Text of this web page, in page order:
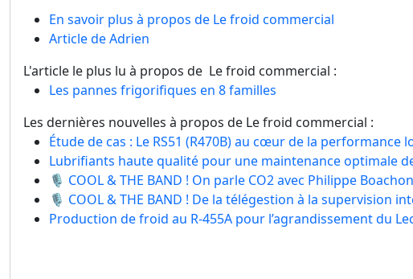
En savoir plus à propos de Le froid commercial
Article de Adrien
L'article le plus lu à propos de Le froid commercial :
Les pannes frigorifiques en 8 familles
Les dernières nouvelles à propos de Le froid commercial :
Étude de cas : Le RS51 (R470B) au cœur de la
Lubrifiants haute qualité pour une maintenance optimale
🎙️ COOL & THE BAND ! On parle CO2 avec Philippe
🎙️ COOL & THE BAND ! De la télégestion à la supervision
Production de froid au R-455A pour l’agrandissement du